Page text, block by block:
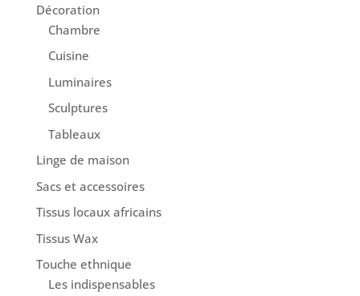
Décoration
Chambre
Cuisine
Luminaires
Sculptures
Tableaux
Linge de maison
Sacs et accessoires
Tissus locaux africains
Tissus Wax
Touche ethnique
Les indispensables